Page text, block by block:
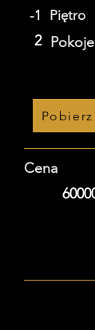
-1 Piętro
2 Pokoje
Cena